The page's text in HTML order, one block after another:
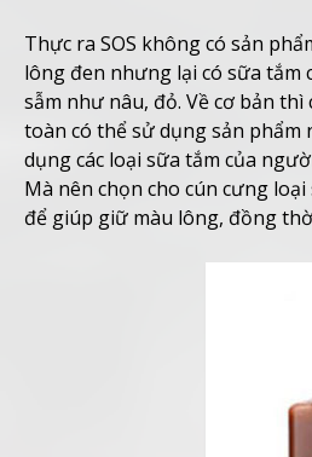
Thực ra SOS không có sản
lông đen nhưng lại có sữa tắm
sẫm như nâu, đỏ. Về cơ bản
toàn có thể sử dụng sản phẩm
dụng các loại sữa tắm của
Mà nên chọn cho cún cưng
để giúp giữ màu lông, đồng